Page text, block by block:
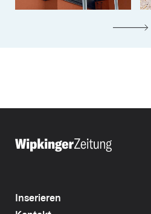
Inserieren